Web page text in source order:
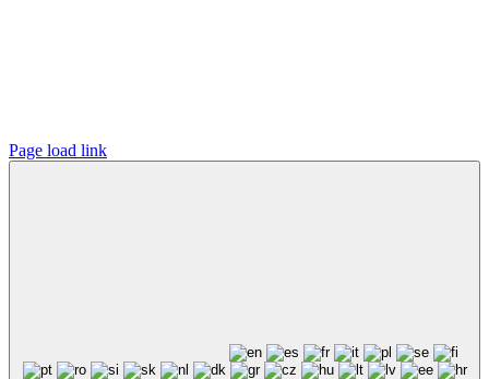
Page load link